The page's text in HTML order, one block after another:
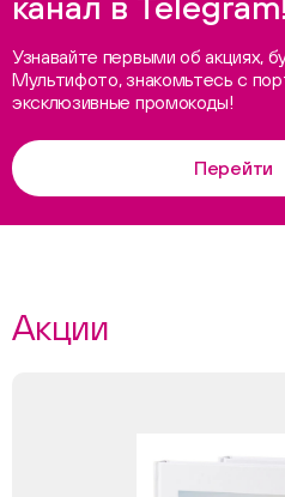
Узнавайте первыми об акциях,
Мультифото, знакомьтесь с
эксклюзивные промокоды!
Перейти
Акции